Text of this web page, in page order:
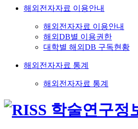
해외전자자료 이용안내
해외전자자료 이용안내
해외DB별 이용권한
대학별 해외DB 구독현황
해외전자자료 통계
해외전자자료 통계